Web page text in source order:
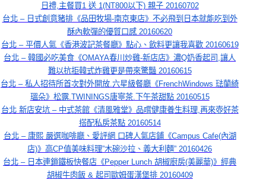
日禮,主餐買1 送 1(NT800以下) 親子 20160702
台北 – 日式創意豬排《品田牧場-南京東店》不必飛到日本就能吃到外
酥內軟彈的優質口感 20160620
台北 – 平價人氣《香港波記茶餐廳》點心、飲料更讓我喜歡 20160619
台北 – 韓國必吃美食《OMAYA春川炒雞-新店店》濃Q奶香起司,讓人
難以抗拒韓式炸雞更是帶來驚豔 20160615
台北 – 私人招待所首次對外開放.六星級餐廳《FrenchWindows 琺蘭綺
瑥朵》松露.TWININGS唐寧茶.下午茶甜點 20160515
台北 新店安坑 – 中式茶館《清風雅堂》品嚐健康養生料理,再來壺好茶
搭配私房茶點 20160514
台北 – 康熙 嚴選咖啡廳、愛評網 口碑人氣店鋪《Campus Cafe(內湖
店)》高CP值美味料理”木碗沙拉、義大利麵” 20160426
台北 – 日本連鎖鐵板快餐店《Pepper Lunch 胡椒廚房(美麗華)》經典
胡椒牛肉飯 & 起司歐姆蛋漢堡排 20160409